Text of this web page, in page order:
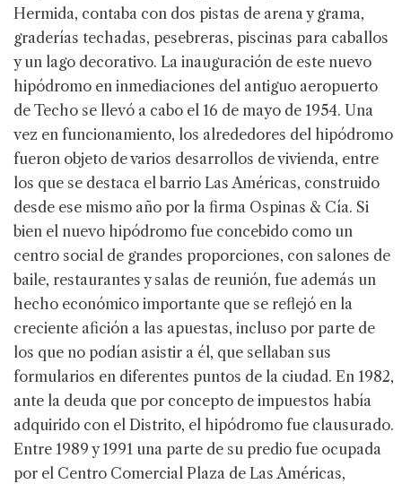
Hermida, contaba con dos pistas de arena y grama,
graderías techadas, pesebreras, piscinas para caballos
y un lago decorativo. La inauguración de este nuevo
hipódromo en inmediaciones del antiguo aeropuerto
de Techo se llevó a cabo el 16 de mayo de 1954. Una
vez en funcionamiento, los alrededores del hipódromo
fueron objeto de varios desarrollos de vivienda, entre
los que se destaca el barrio Las Américas, construido
desde ese mismo año por la firma Ospinas & Cía. Si
bien el nuevo hipódromo fue concebido como un
centro social de grandes proporciones, con salones de
baile, restaurantes y salas de reunión, fue además un
hecho económico importante que se reflejó en la
creciente afición a las apuestas, incluso por parte de
los que no podían asistir a él, que sellaban sus
formularios en diferentes puntos de la ciudad. En 1982,
ante la deuda que por concepto de impuestos había
adquirido con el Distrito, el hipódromo fue clausurado.
Entre 1989 y 1991 una parte de su predio fue ocupada
por el Centro Comercial Plaza de Las Américas,